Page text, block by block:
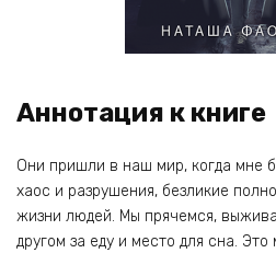
Аннотация к книге
Они пришли в наш мир, когда мне
хаос и разрушения, безликие
жизни людей. Мы прячемся,
другом за еду и место для сна.